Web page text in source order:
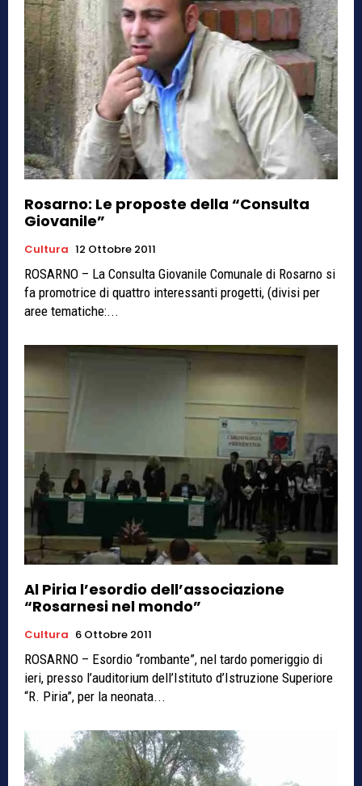
Rosarno: Le proposte della “Consulta
Giovanile”
Cultura 12 Ottobre 2011
ROSARNO – La Consulta Giovanile Comunale di Rosarno si
fa promotrice di quattro interessanti progetti, (divisi per
aree tematiche:...
Al Piria l’esordio dell’associazione
“Rosarnesi nel mondo”
Cultura 6 Ottobre 2011
ROSARNO – Esordio “rombante”, nel tardo pomeriggio di
ieri, presso l’auditorium dell’Istituto d’Istruzione Superiore
“R. Piria”, per la neonata...